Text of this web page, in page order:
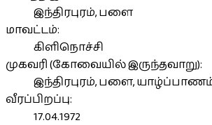
இந்திரபுரம், பளை
மாவட்டம்:
கிளிநொச்சி
முகவரி (கோவையில் இருந்தவாறு):
இந்திரபுரம், பளை,
வீரப்பிறப்பு:
17.04.1972